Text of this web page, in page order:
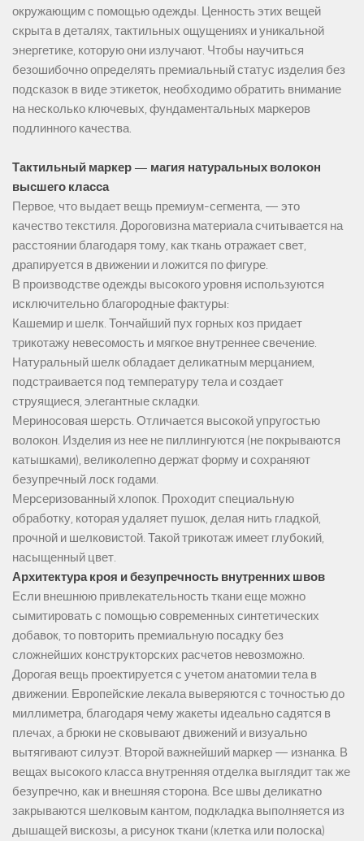
окружающим с помощью одежды. Ценность этих вещей
скрыта в деталях, тактильных ощущениях и уникальной
энергетике, которую они излучают. Чтобы научиться
безошибочно определять премиальный статус изделия без
подсказок в виде этикеток, необходимо обратить внимание
на несколько ключевых, фундаментальных маркеров
подлинного качества.
Тактильный маркер — магия натуральных волокон
высшего класса
Первое, что выдает вещь премиум-сегмента, — это
качество текстиля. Дороговизна материала считывается на
расстоянии благодаря тому, как ткань отражает свет,
драпируется в движении и ложится по фигуре.
В производстве одежды высокого уровня используются
исключительно благородные фактуры:
Кашемир и шелк. Тончайший пух горных коз придает
трикотажу невесомость и мягкое внутреннее свечение.
Натуральный шелк обладает деликатным мерцанием,
подстраивается под температуру тела и создает
струящиеся, элегантные складки.
Мериносовая шерсть. Отличается высокой упругостью
волокон. Изделия из нее не пиллингуются (не покрываются
катышками), великолепно держат форму и сохраняют
безупречный лоск годами.
Мерсеризованный хлопок. Проходит специальную
обработку, которая удаляет пушок, делая нить гладкой,
прочной и шелковистой. Такой трикотаж имеет глубокий,
насыщенный цвет.
Архитектура кроя и безупречность внутренних швов
Если внешнюю привлекательность ткани еще можно
сымитировать с помощью современных синтетических
добавок, то повторить премиальную посадку без
сложнейших конструкторских расчетов невозможно.
Дорогая вещь проектируется с учетом анатомии тела в
движении. Европейские лекала выверяются с точностью до
миллиметра, благодаря чему жакеты идеально садятся в
плечах, а брюки не сковывают движений и визуально
вытягивают силуэт. Второй важнейший маркер — изнанка. В
вещах высокого класса внутренняя отделка выглядит так же
безупречно, как и внешняя сторона. Все швы деликатно
закрываются шелковым кантом, подкладка выполняется из
дышащей вискозы, а рисунок ткани (клетка или полоска)